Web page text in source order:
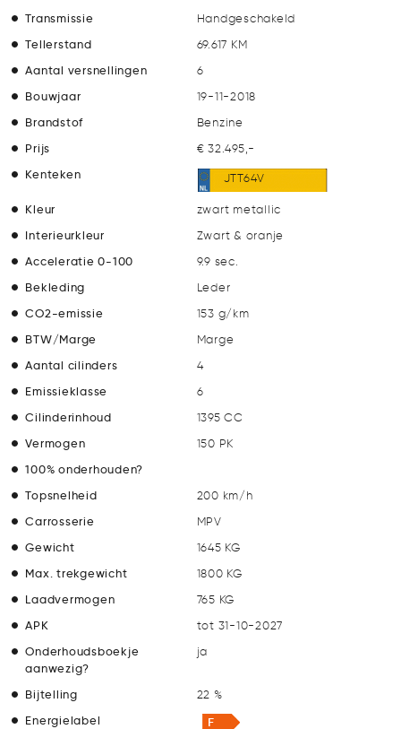
Transmissie Handgeschakeld
Tellerstand 69.617 KM
Aantal versnellingen 6
Bouwjaar 19-11-2018
Brandstof Benzine
Prijs € 32.495,-
Kenteken JTT64V
Kleur zwart metallic
Interieurkleur Zwart & oranje
Acceleratie 0-100 9.9 sec.
Bekleding Leder
CO2-emissie 153 g/km
BTW/Marge Marge
Aantal cilinders 4
Emissieklasse 6
Cilinderinhoud 1395 CC
Vermogen 150 PK
100% onderhouden?
Topsnelheid
200 km/h
Carrosserie MPV
Gewicht 1645 KG
Max. trekgewicht 1800 KG
Laadvermogen 765 KG
APK tot 31-10-2027
Onderhoudsboekje
aanwezig?
ja
Bijtelling 22 %
Energielabel